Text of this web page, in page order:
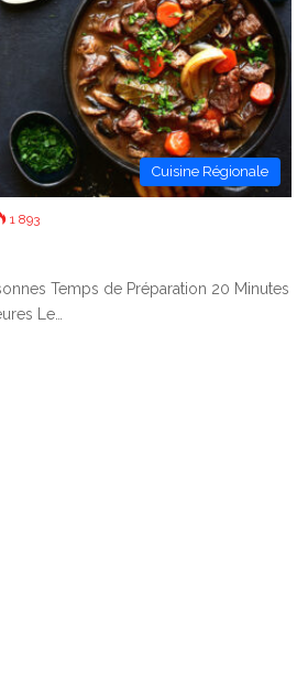
Cuisine Régionale
1 893
Temps de Préparation 20 Minutes
Le…